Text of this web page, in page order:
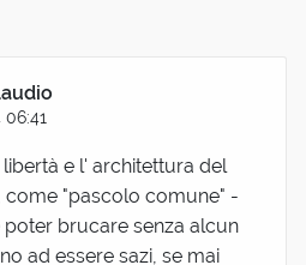
e l' architettura del
come "pascolo comune" -
brucare senza alcun
ad essere sazi, se mai